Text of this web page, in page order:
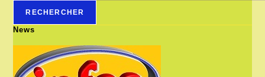
RECHERCHER
News